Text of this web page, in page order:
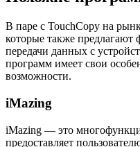
В паре с TouchCopy на
которые также предлагают
передачи данных с
программ имеет свои
возможности.
iMazing
iMazing — это
предоставляет